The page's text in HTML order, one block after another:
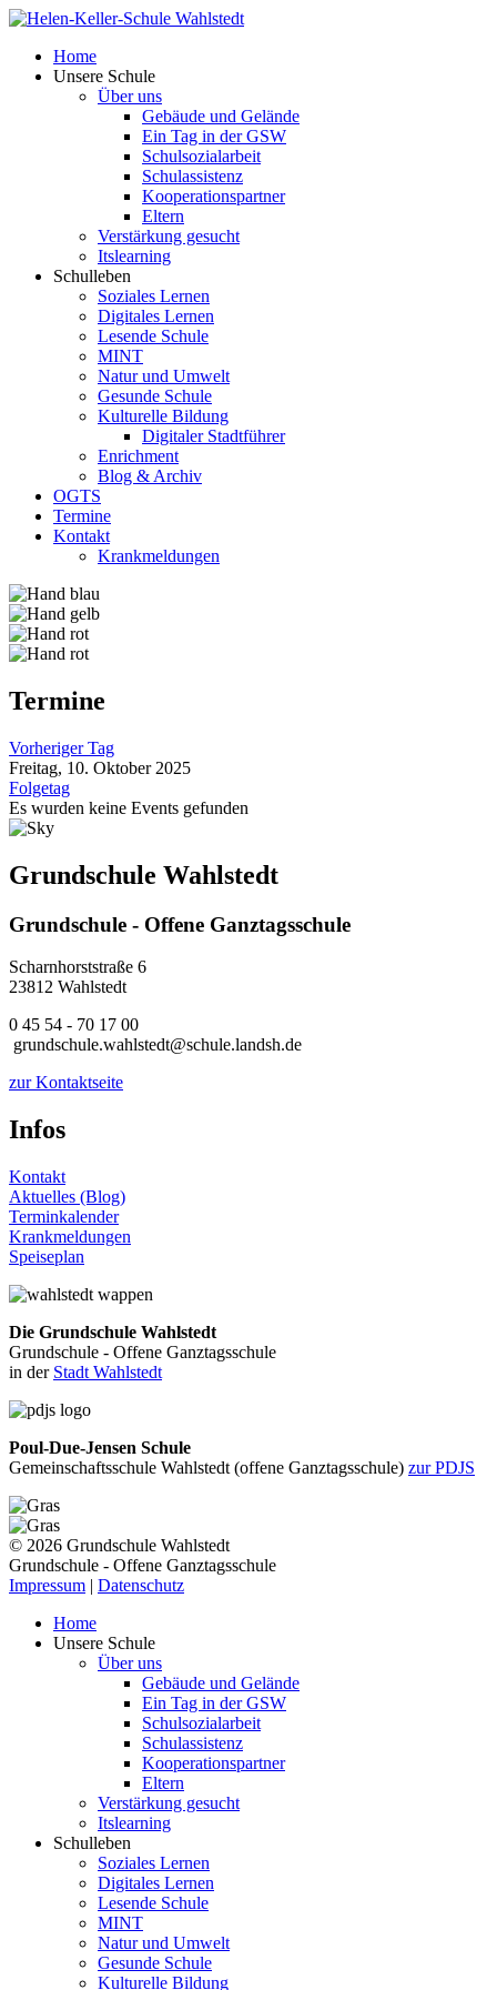
Home
Unsere Schule
Über uns
Gebäude und Gelände
Ein Tag in der GSW
Schulsozialarbeit
Schulassistenz
Kooperationspartner
Eltern
Verstärkung gesucht
Itslearning
Schulleben
Soziales Lernen
Digitales Lernen
Lesende Schule
MINT
Natur und Umwelt
Gesunde Schule
Kulturelle Bildung
Digitaler Stadtführer
Enrichment
Blog & Archiv
OGTS
Termine
Kontakt
Krankmeldungen
Termine
Vorheriger Tag
Freitag, 10. Oktober 2025
Folgetag
Es wurden keine Events gefunden
Grundschule Wahlstedt
Grundschule - Offene Ganztagsschule
Scharnhorststraße 6
23812 Wahlstedt
0 45 54 - 70 17 00
grundschule.wahlstedt@schule.landsh.de
zur Kontaktseite
Infos
Kontakt
Aktuelles (Blog)
Terminkalender
Krankmeldungen
Speiseplan
Die Grundschule Wahlstedt
Grundschule - Offene Ganztagsschule
in der Stadt Wahlstedt
Poul-Due-Jensen Schule
Gemeinschaftsschule Wahlstedt (offene Ganztagsschule) zur PDJS
© 2026 Grundschule Wahlstedt
Grundschule - Offene Ganztagsschule
Impressum | Datenschutz
Home
Unsere Schule
Über uns
Gebäude und Gelände
Ein Tag in der GSW
Schulsozialarbeit
Schulassistenz
Kooperationspartner
Eltern
Verstärkung gesucht
Itslearning
Schulleben
Soziales Lernen
Digitales Lernen
Lesende Schule
MINT
Natur und Umwelt
Gesunde Schule
Kulturelle Bildung